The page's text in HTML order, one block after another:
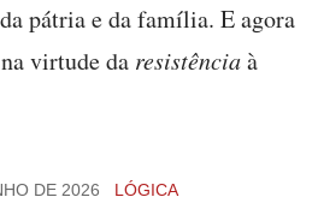
pátria e da família. E agora
virtude da resistênciaà
DE 2026 LÓGICA